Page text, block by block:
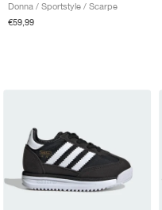
Donna / Sportstyle / Scarpe
€59,99